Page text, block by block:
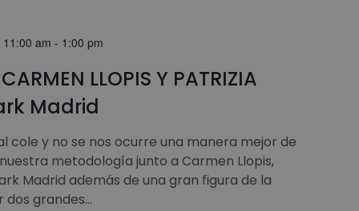
am - 1:00 pm
LLOPIS Y PATRIZIA
Madrid
cole y no se nos ocurre una manera mejor de
metodología junto a Carmen Llopis,
Madrid además de una gran figura de la
dos grandes...